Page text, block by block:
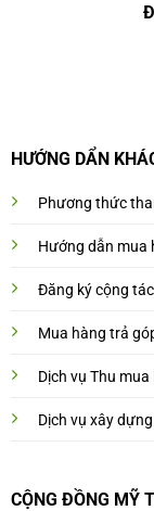
HƯỚNG DẨN
Phương thức
Hướng dẫn mua
Đăng ký cộng
Mua hàng trả
Dịch vụ Thu
Dịch vụ xây
CỘNG ĐỒNG MỸ